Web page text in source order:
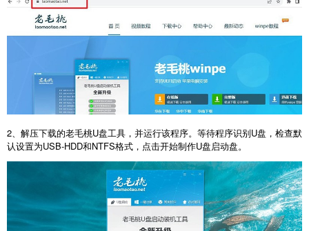
2、解压下载的老毛桃U盘工具，并运行该程序。等待程序识别U盘，检查默
认设置为USB-HDD和NTFS格式，点击开始制作U盘启动盘。